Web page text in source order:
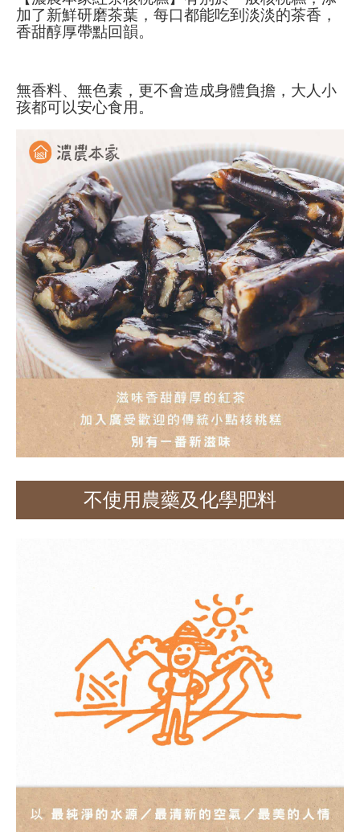
加了新鮮研磨茶葉，每口都能吃到淡淡的茶香，
香甜醇厚帶點回韻。
無香料、無色素，更不會造成身體負擔，大人小
孩都可以安心食用。
不使用農藥及化學肥料